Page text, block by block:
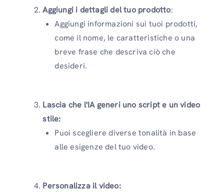
Aggiungi i dettagli del tuo prodotto:
Aggiungi informazioni sui tuoi prodotti,
come il nome, le caratteristiche o una
breve frase che descriva ciò che
desideri.
Lascia che l'IA generi uno script e un video
stile:
Puoi scegliere diverse tonalità in base
alle esigenze del tuo video.
Personalizza il video: